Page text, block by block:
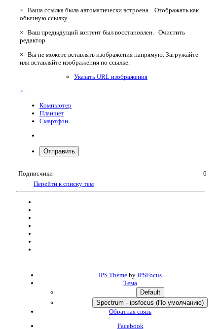
× Ваша ссылка была автоматически встроена. Отображать как
обычную ссылку
× Ваш предыдущий контент был восстановлен. Очистить
редактор
× Вы не можете вставлять изображения напрямую. Загружайте
или вставляйте изображения по ссылке.
Указать URL изображения
×
Компьютер
Планшет
Смартфон
Отправить
Подписчики
0
Перейти к списку тем
IPS Theme by IPSFocus
Тема
Default
Spectrum - ipsfocus (По умолчанию)
Обратная связь
Facebook